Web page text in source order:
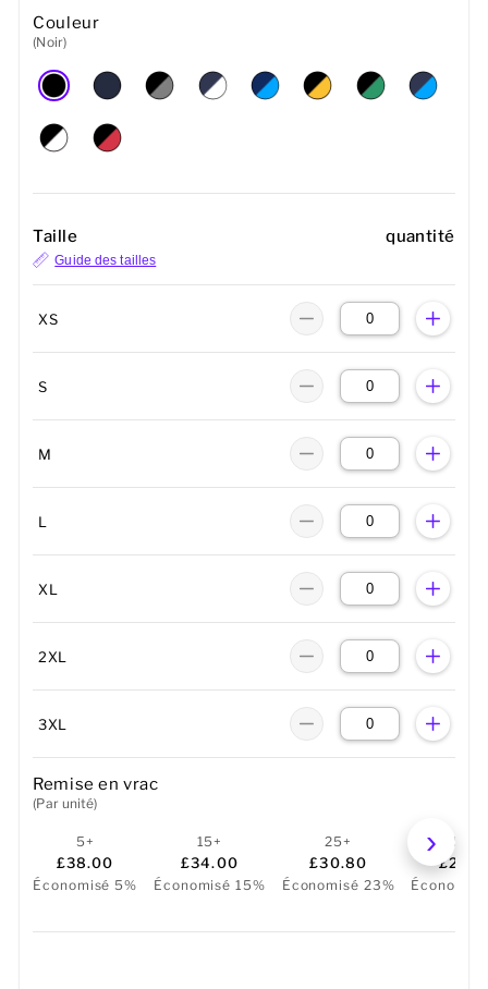
Couleur
(Noir)
Taille quantité
Guide des tailles
XS
S
M
L
XL
2XL
3XL
Remise en vrac
(Par unité)
5+
£38.00
Économisé 5%
15+
£34.00
Économisé 15%
25+
£30.80
Économisé 23%
50+